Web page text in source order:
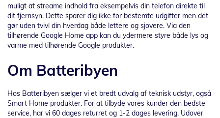
muligt at streame indhold fra eksempelvis din telefon direkte til
dit fjernsyn. Dette sparer dig ikke for bestemte udgifter men det
gør uden tvivl din hverdag både lettere og sjovere. Via den
tilhørende Google Home app kan du ydermere styre både lys og
varme med tilhørende Google produkter.
Om Batteribyen
Hos Batteribyen sælger vi et bredt udvalg af teknisk udstyr, også
Smart Home produkter. For at tilbyde vores kunder den bedste
service, har vi 60 dages returret og 1-2 dages levering. Udover